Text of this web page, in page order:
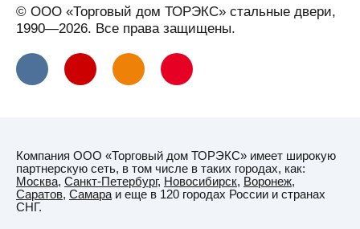
© ООО «Торговый дом ТОРЭКС» стальные двери,
1990—2026. Все права защищены.
Компания ООО «Торговый дом ТОРЭКС» имеет широкую
партнерскую сеть, в том числе в таких городах, как:
Москва, Санкт-Петербург, Новосибирск, Воронеж,
Саратов, Самараи еще в 120 городах России и странах
СНГ.